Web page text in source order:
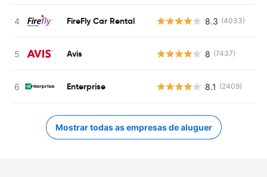
FireFly Car Rental 8.3 (4033)
Avis 8 (7437)
Enterprise 8.1 (2409)
Mostrar todas as empresas de aluguer